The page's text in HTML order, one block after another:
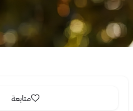
متابعة